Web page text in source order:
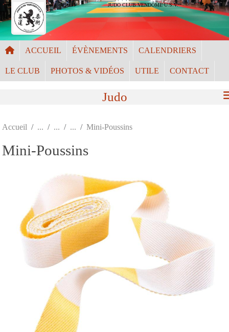
JUDO CLUB VENDÔME U.S.V.
ACCUEIL ÉVÈNEMENTS CALENDRIERS
LE CLUB PHOTOS & VIDÉOS UTILE CONTACT
Judo
Accueil Mini-Poussins
Mini-Poussins
Panneau de gestion des cookies